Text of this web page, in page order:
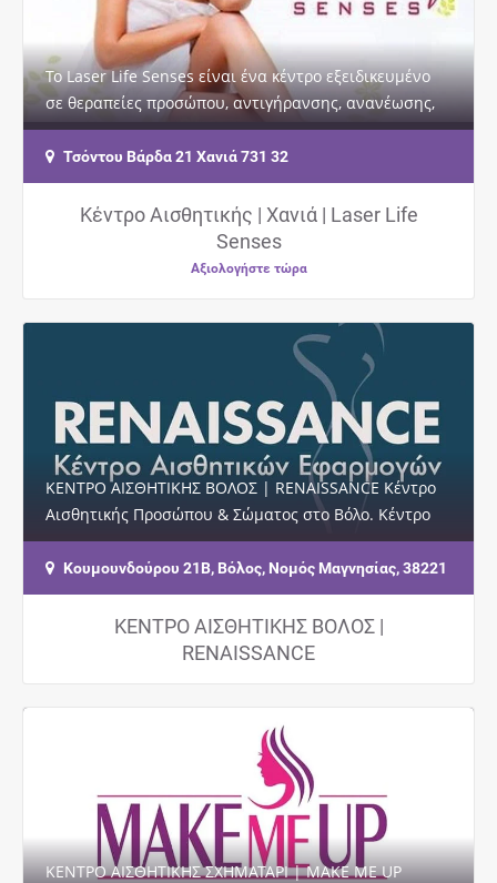
Το Laser Life Senses είναι ένα κέντρο εξειδικευμένο
σε θεραπείες προσώπου, αντιγήρανσης, ανανέωσης,
λάμψης καθώς και βαθύ καθαρισμού με τα…
Τσόντου Βάρδα 21 Χανιά 731 32
Κέντρο Αισθητικής | Χανιά | Laser Life
Senses
Αξιολογήστε τώρα
ΚΕΝΤΡΟ ΑΙΣΘΗΤΙΚΗΣ ΒΟΛΟΣ | RENAISSANCE Κέντρο
Αισθητικής Προσώπου & Σώματος στο Βόλο. Κέντρο
αισθητικής, αδυνατίσματος, αποτρίχωσης.…
Κουμουνδούρου 21Β, Βόλος, Νομός Μαγνησίας, 38221
ΚΕΝΤΡΟ ΑΙΣΘΗΤΙΚΗΣ ΒΟΛΟΣ |
RENAISSANCE
ΚΕΝΤΡΟ ΑΙΣΘΗΤΙΚΗΣ ΣΧΗΜΑΤΑΡΙ | MAKE ME UP